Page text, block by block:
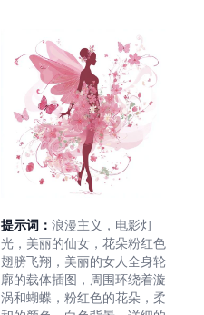
提示词： 浪漫主义，电影灯
光，美丽的仙女，花朵粉红色
翅膀飞翔，美丽的女人全身轮
廓的载体插图，周围环绕着漩
涡和蝴蝶，粉红色的花朵，柔